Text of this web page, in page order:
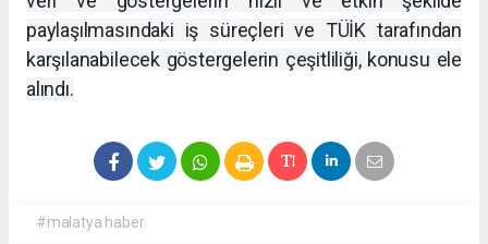
paylaşılmasındaki iş süreçleri ve TÜİK tarafından
karşılanabilecek göstergelerin çeşitliliği, konusu ele
alındı.
#malatya haber